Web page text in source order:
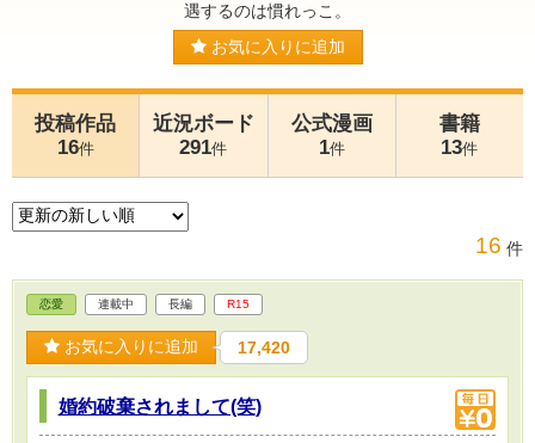
遇するのは慣れっこ。
お気に入りに追加
投稿作品
16件
近況ボード
291件
公式漫画
1件
書籍
13件
16 件
恋愛 連載中 長編 R15
お気に入りに追加 17,420
婚約破棄されまして(笑)